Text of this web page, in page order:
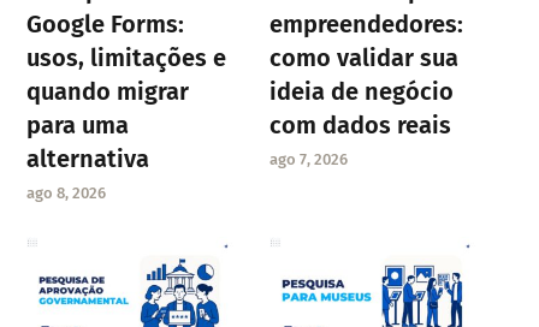
Google Forms:
usos, limitações e
quando migrar
para uma
alternativa
ago 8, 2026
empreendedores:
como validar sua
ideia de negócio
com dados reais
ago 7, 2026